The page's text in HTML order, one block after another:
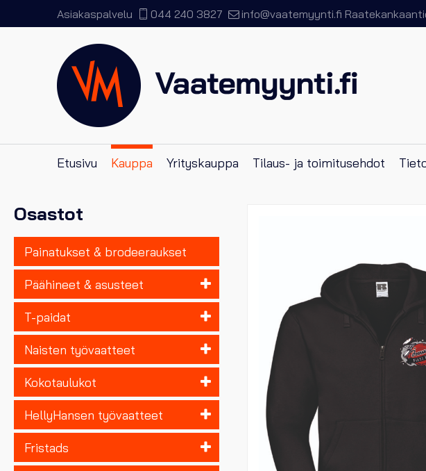
Asiakaspalvelu 044 240 3827 info@vaatemyynti.fi
Etusivu Kauppa Yrityskauppa Tilaus- ja toimitusehdot
Osastot
Painatukset & brodeeraukset
Päähineet & asusteet
T-paidat
Naisten työvaatteet
Kokotaulukot
HellyHansen työvaatteet
Fristads